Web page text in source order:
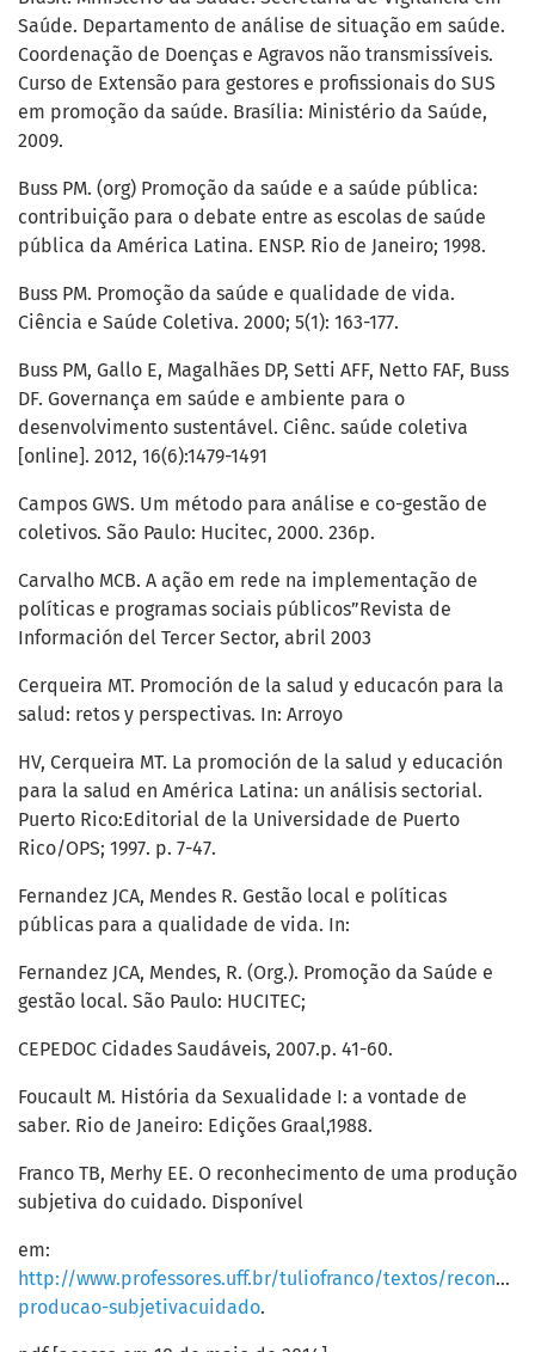
Saúde. Departamento de análise de situação em saúde.
Coordenação de Doenças e Agravos não transmissíveis.
Curso de Extensão para gestores e profissionais do SUS
em promoção da saúde. Brasília: Ministério da Saúde,
2009.
Buss PM. (org) Promoção da saúde e a saúde pública:
contribuição para o debate entre as escolas de saúde
pública da América Latina. ENSP. Rio de Janeiro; 1998.
Buss PM. Promoção da saúde e qualidade de vida.
Ciência e Saúde Coletiva. 2000; 5(1): 163-177.
Buss PM, Gallo E, Magalhães DP, Setti AFF, Netto FAF, Buss
DF. Governança em saúde e ambiente para o
desenvolvimento sustentável. Ciênc. saúde coletiva
[online]. 2012, 16(6):1479-1491
Campos GWS. Um método para análise e co-gestão de
coletivos. São Paulo: Hucitec, 2000. 236p.
Carvalho MCB. A ação em rede na implementação de
políticas e programas sociais públicos”Revista de
Información del Tercer Sector, abril 2003
Cerqueira MT. Promoción de la salud y educacón para la
salud: retos y perspectivas. In: Arroyo
HV, Cerqueira MT. La promoción de la salud y educación
para la salud en América Latina: un análisis sectorial.
Puerto Rico:Editorial de la Universidade de Puerto
Rico/OPS; 1997. p. 7-47.
Fernandez JCA, Mendes R. Gestão local e políticas
públicas para a qualidade de vida. In:
Fernandez JCA, Mendes, R. (Org.). Promoção da Saúde e
gestão local. São Paulo: HUCITEC;
CEPEDOC Cidades Saudáveis, 2007.p. 41-60.
Foucault M. História da Sexualidade I: a vontade de
saber. Rio de Janeiro: Edições Graal,1988.
Franco TB, Merhy EE. O reconhecimento de uma produção
subjetiva do cuidado. Disponível
em:
http://www.professores.uff.br/tuliofranco/textos/
producao-subjetivacuidado.